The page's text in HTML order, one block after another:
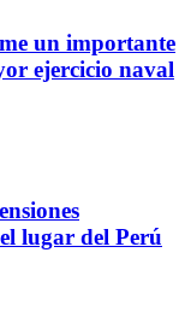
un importante
ejercicio naval
lugar del Perú